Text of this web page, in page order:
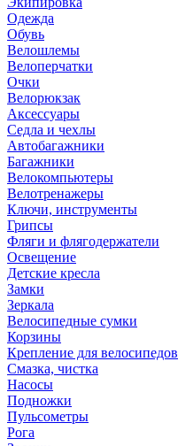
Одежда
Обувь
Велошлемы
Велоперчатки
Очки
Велорюкзак
Аксессуары
Седла и чехлы
Автобагажники
Багажники
Велокомпьютеры
Велотренажеры
Ключи, инструменты
Грипсы
Фляги и флягодержатели
Освещение
Детские кресла
Замки
Зеркала
Велосипедные сумки
Корзины
Крепление для велосипедов
Смазка, чистка
Насосы
Подножки
Пульсометры
Рога